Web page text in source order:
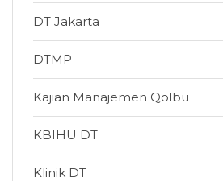
DT Jakarta
DTMP
Kajian Manajemen Qolbu
KBIHU DT
Klinik DT